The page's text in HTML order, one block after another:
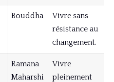
Bouddha
Vivre sans
résistance au
changement.
Ramana
Maharshi
Vivre
pleinement